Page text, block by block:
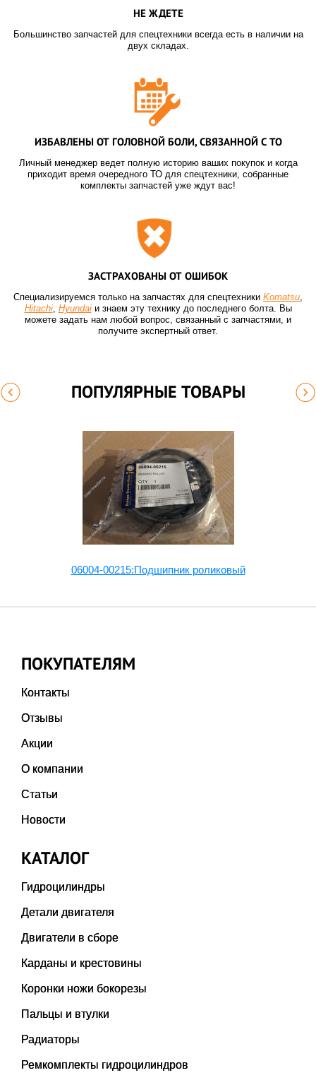
НЕ ЖДЕТЕ
Большинство запчастей для спецтехники всегда есть в наличии на
двух складах.
ИЗБАВЛЕНЫ ОТ ГОЛОВНОЙ БОЛИ, СВЯЗАННОЙ С ТО
Личный менеджер ведет полную историю ваших покупок и когда
приходит время очередного ТО для спецтехники, собранные
комплекты запчастей уже ждут вас!
ЗАСТРАХОВАНЫ ОТ ОШИБОК
Специализируемся только на запчастях для спецтехники Komatsu,
Hitachi, Hyundaiи знаем эту технику до последнего болта. Вы
можете задать нам любой вопрос, связанный с запчастями, и
получите экспертный ответ.
ПОПУЛЯРНЫЕ ТОВАРЫ
06004-00215:Подшипник роликовый
ПОКУПАТЕЛЯМ
Контакты
Отзывы
Акции
О компании
Статьи
Новости
КАТАЛОГ
Гидроцилиндры
Детали двигателя
Двигатели в сборе
Карданы и крестовины
Коронки ножи бокорезы
Пальцы и втулки
Радиаторы
Ремкомплекты гидроцилиндров